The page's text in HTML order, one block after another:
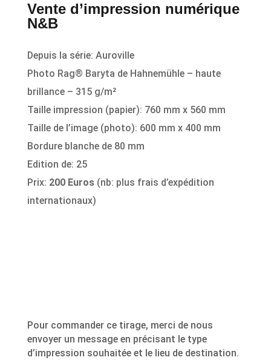
Vente d’impression numérique
N&B
Depuis la série: Auroville
Photo Rag® Baryta de Hahnemühle – haute
brillance – 315 g/m²
Taille impression (papier): 760 mm x 560 mm
Taille de l’image (photo): 600 mm x 400 mm
Bordure blanche de 80 mm
Edition de: 25
Prix: 200 Euros(nb: plus frais d’expédition
internationaux)
Pour commander ce tirage, merci de nous
envoyer un message en précisant le type
d’impression souhaitée et le lieu de destination.